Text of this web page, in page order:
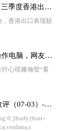
速读：香港贸发局范婉儿：三季度香港出口有望止跌回升 出口信心进一步回暖
香港出口表现较
90后瘫痪女主播咬着筷子操作电脑，网友直呼励志
心瑶滕瀚莹“看
兰花科创（600123）每日收评（07-03）-天天短讯